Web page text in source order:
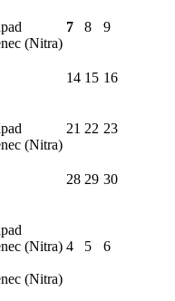
(Nitra)
7 8 9
14 15 16
(Nitra)
21 22 23
28 29 30
(Nitra)
(Nitra)
4 5 6